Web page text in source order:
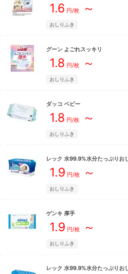
1.6 円/枚～
おしりふき
グーン よごれスッキリ
1.8 円/枚～
おしりふき
ダッコ ベビー
1.8 円/枚～
おしりふき
レック 水99.9%水分たっぷりお
1.9 円/枚～
おしりふき
ゲンキ 厚手
1.9 円/枚～
おしりふき
レック 水99.9%水分たっぷりお